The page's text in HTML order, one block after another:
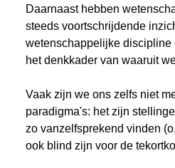
Daarnaast hebben
steeds voortschrijdende
wetenschappelijke
het denkkader van waaruit
Vaak zijn we ons zelfs niet
paradigma's: het zijn
zo vanzelfsprekend vinden
ook blind zijn voor de